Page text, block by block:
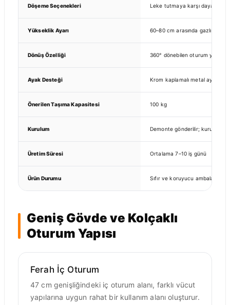
Döşeme Seçenekleri Leke tutmaya karşı dayanıklı
Yükseklik Ayarı 60–80 cm arasında gazlı
Dönüş Özelliği 360° dönebilen oturum yapısı
Ayak Desteği Krom kaplamalı metal ayak
Önerilen Taşıma Kapasitesi 100 kg
Kurulum Demonte gönderilir; kurulumu
Üretim Süresi Ortalama 7–10 iş günü
Ürün Durumu Sıfır ve koruyucu ambalajlı
Geniş Gövde ve Kolçaklı
Oturum Yapısı
Ferah İç Oturum
47 cm genişliğindeki iç oturum alanı, farklı vücut
yapılarına uygun rahat bir kullanım alanı oluşturur.